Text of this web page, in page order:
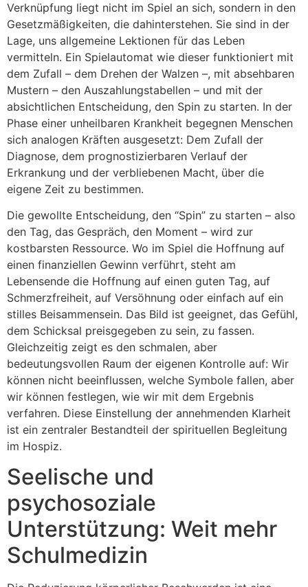
Verknüpfung liegt nicht im Spiel an sich, sondern in den
Gesetzmäßigkeiten, die dahinterstehen. Sie sind in der
Lage, uns allgemeine Lektionen für das Leben
vermitteln. Ein Spielautomat wie dieser funktioniert mit
dem Zufall – dem Drehen der Walzen –, mit absehbaren
Mustern – den Auszahlungstabellen – und mit der
absichtlichen Entscheidung, den Spin zu starten. In der
Phase einer unheilbaren Krankheit begegnen Menschen
sich analogen Kräften ausgesetzt: Dem Zufall der
Diagnose, dem prognostizierbaren Verlauf der
Erkrankung und der verbliebenen Macht, über die
eigene Zeit zu bestimmen.
Die gewollte Entscheidung, den “Spin” zu starten – also
den Tag, das Gespräch, den Moment – wird zur
kostbarsten Ressource. Wo im Spiel die Hoffnung auf
einen finanziellen Gewinn verführt, steht am
Lebensende die Hoffnung auf einen guten Tag, auf
Schmerzfreiheit, auf Versöhnung oder einfach auf ein
stilles Beisammensein. Das Bild ist geeignet, das Gefühl,
dem Schicksal preisgegeben zu sein, zu fassen.
Gleichzeitig zeigt es den schmalen, aber
bedeutungsvollen Raum der eigenen Kontrolle auf: Wir
können nicht beeinflussen, welche Symbole fallen, aber
wir können festlegen, wie wir mit dem Ergebnis
verfahren. Diese Einstellung der annehmenden Klarheit
ist ein zentraler Bestandteil der spirituellen Begleitung
im Hospiz.
Seelische und
psychosoziale
Unterstützung: Weit mehr
Schulmedizin